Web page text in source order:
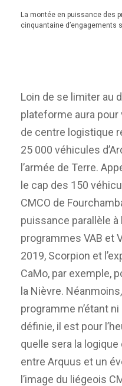
La montée en puissance des
cinquantaine d’engagements
Loin de se limiter au
plateforme aura
de centre logistique
25 000 véhicules
l’armée de Terre.
le cap des 150
CMCO de
puissance parallèle
programmes VAB et
2019, Scorpion et
CaMo, par exemple,
la Nièvre.
programme n’étant
définie, il est pour
quelle sera la
entre Arquus et un
l’image du liégeois